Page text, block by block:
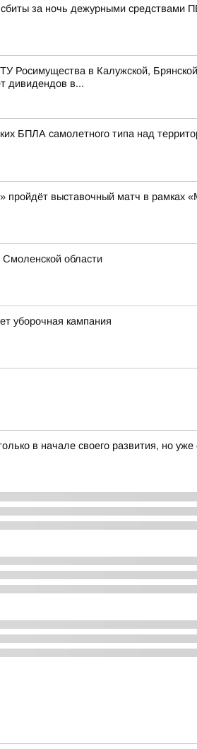
за ночь дежурными средствами
Росимущества в Калужской,
дивидендов в...
БПЛА самолетного типа над
пройдёт выставочный матч в рамках
области
уборочная кампания
в начале своего развития, но